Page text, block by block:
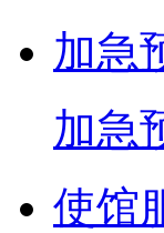
加急
加急
使馆